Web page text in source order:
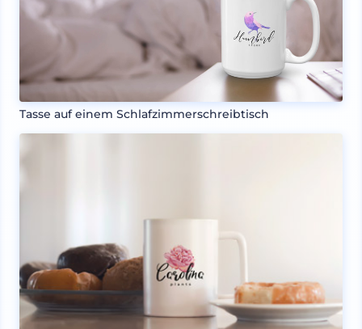
Tasse auf einem Schlafzimmerschreibtisch